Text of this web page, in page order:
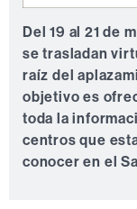
Del 19 al 21 de
se trasladan
raíz del
objetivo es
toda la
centros que
conocer en el